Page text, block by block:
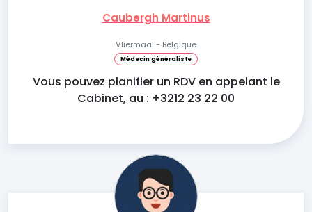
Caubergh Martinus
Vliermaal - Belgique
Médecin généraliste
Vous pouvez planifier un RDV en appelant le
Cabinet, au : +3212 23 22 00